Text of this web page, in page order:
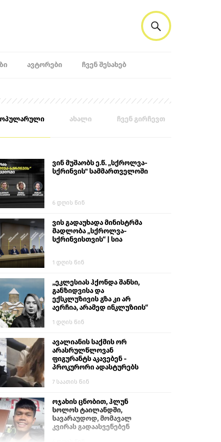
ᲐᲕᲢᲝᲠᲔᲑᲘ ᲩᲕᲔᲜ ᲨᲔᲡᲐᲮᲔᲑ
ახალი ჩვენ გირჩევთ
ვინ მუშაობს ე.წ. „სქროლვა-
სქრინვის" სამმართველოში
6 დღის წინ
ვის გადაუხადა მინისტრმა
მადლობა „სქროლვა-
სქრინვისთვის“ | სია
1 დღის წინ
„ეკლესიას ჰქონდა შანსი,
განზიდვისა და
ექსკლუზივის გზა კი არ
აერჩია, არამედ ინკლუზიის“
1 დღის წინ
ავალიანის საქმის ორ
არასრულწლოვან
ფიგურანტს აკავებენ -
პროკურორი ადასტურებს
7 საათის წინ
ოჯახის ცნობით, ჰლუნ
სოლოს ტაილანდში,
სავარაუდოდ, მომავალ
კვირას გადაასვენებენ